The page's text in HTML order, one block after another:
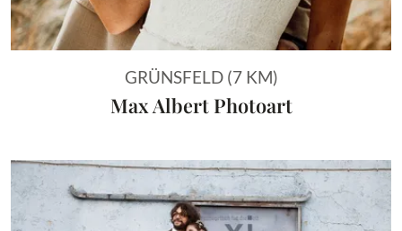
GRÜNSFELD (7 KM)
Max Albert Photoart